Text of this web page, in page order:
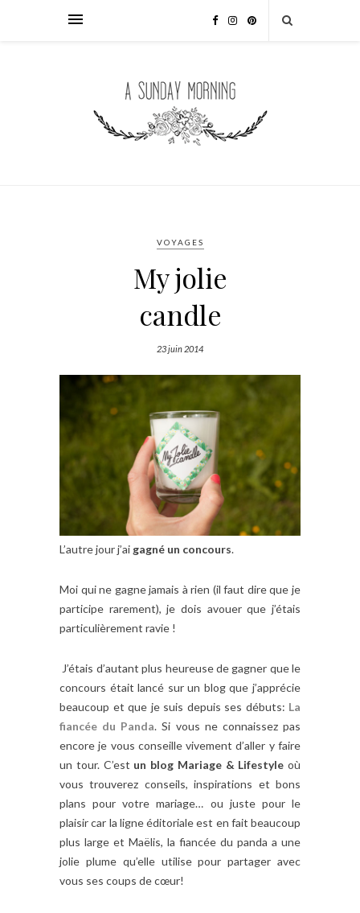
VOYAGES
My jolie
candle
23 juin 2014
L’autre jour j’ai gagné un concours.
Moi qui ne gagne jamais à rien (il faut dire que je
participe rarement), je dois avouer que j’étais
particulièrement ravie !
J’étais d’autant plus heureuse de gagner que le
concours était lancé sur un blog que j’apprécie
beaucoup et que je suis depuis ses débuts: La
fiancée du Panda. Si vous ne connaissez pas
encore je vous conseille vivement d’aller y faire
un tour. C’est un blog Mariage & Lifestyle où
vous trouverez conseils, inspirations et bons
plans pour votre mariage… ou juste pour le
plaisir car la ligne éditoriale est en fait beaucoup
plus large et Maëlis, la fiancée du panda a une
jolie plume qu’elle utilise pour partager avec
vous ses coups de cœur!